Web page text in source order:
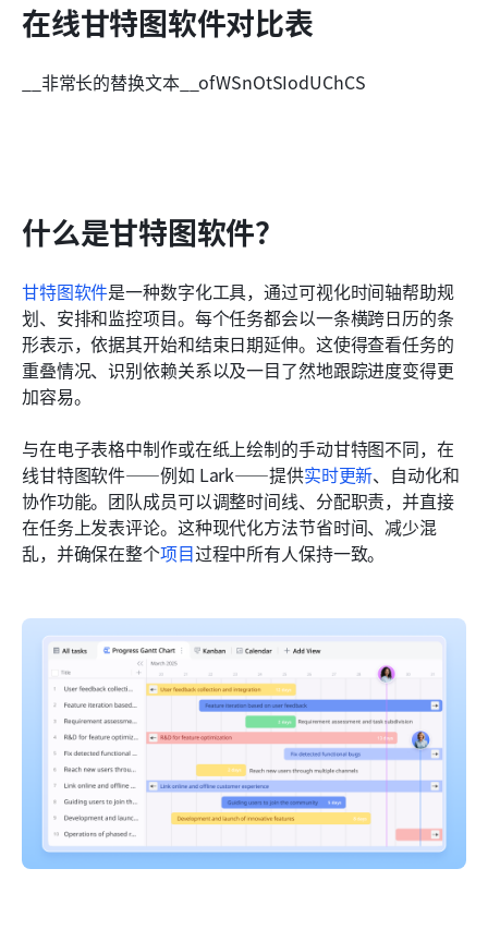
在线甘特图软件对比表
__非常长的替换文本__ofWSnOtSIodUChCS
什么是甘特图软件？
甘特图软件是一种数字化工具，通过可视化时间轴帮助规
划、安排和监控项目。每个任务都会以一条横跨日历的条
形表示，依据其开始和结束日期延伸。这使得查看任务的
重叠情况、识别依赖关系以及一目了然地跟踪进度变得更
加容易。
与在电子表格中制作或在纸上绘制的手动甘特图不同，在
线甘特图软件——例如 Lark——提供实时更新、自动化和
协作功能。团队成员可以调整时间线、分配职责，并直接
在任务上发表评论。这种现代化方法节省时间、减少混
乱，并确保在整个项目过程中所有人保持一致。